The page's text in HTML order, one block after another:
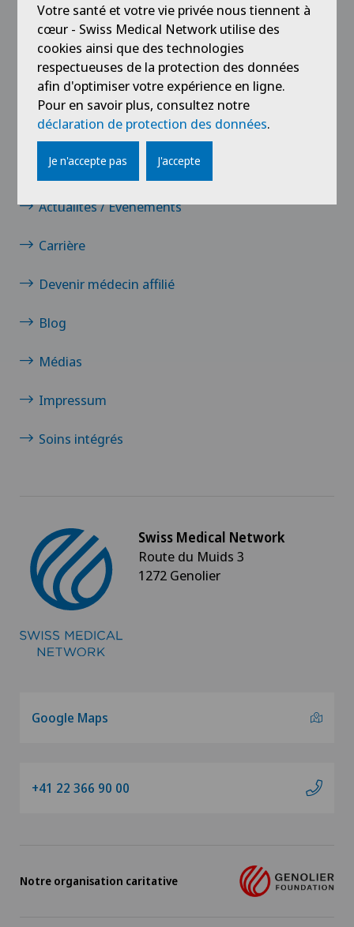
Service aux Patients
Stagiaires et apprentis
Ärztezentrum Solothurn
Centre Médico-Chirurgical des Eaux-Vives
Centro Medico Blenio
Clinica Ars Medica
Clinica Sant Anna
Clinique de Genolier
Clinique de Montchoisi
Clinique de Valère
Genolier Innovation Hub SA
Genolier Management + Services
Genolier Patient Services
Ladies Permanence Stadelhofen
Privatklinik Belair
Liens
Contact
Actualités / Événements
Carrière
Devenir médecin affilié
Blog
Médias
Impressum
Soins intégrés
Swiss Medical Network
Route du Muids 3
1272 Genolier
Google Maps
+41 22 366 90 00
Notre organisation caritative
Votre santé et votre vie privée nous tiennent à
cœur - Swiss Medical Network utilise des
cookies ainsi que des technologies
respectueuses de la protection des données
afin d'optimiser votre expérience en ligne.
Pour en savoir plus, consultez notre
déclaration de protection des données.
Je n'accepte pas J'accepte